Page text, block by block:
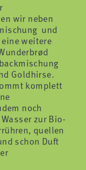
wir neben
und
weitere
Goldhirse.
komplett
noch
zur Bio-
quellen
schon Duft